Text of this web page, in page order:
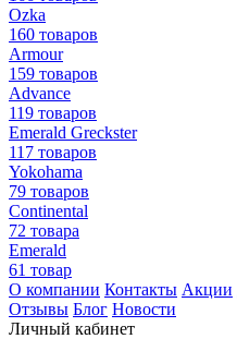
Ozka
160 товаров
Armour
159 товаров
Advance
119 товаров
Emerald Greckster
117 товаров
Yokohama
79 товаров
Continental
72 товара
Emerald
61 товар
О компании Контакты Акции
Отзывы Блог Новости
Личный кабинет